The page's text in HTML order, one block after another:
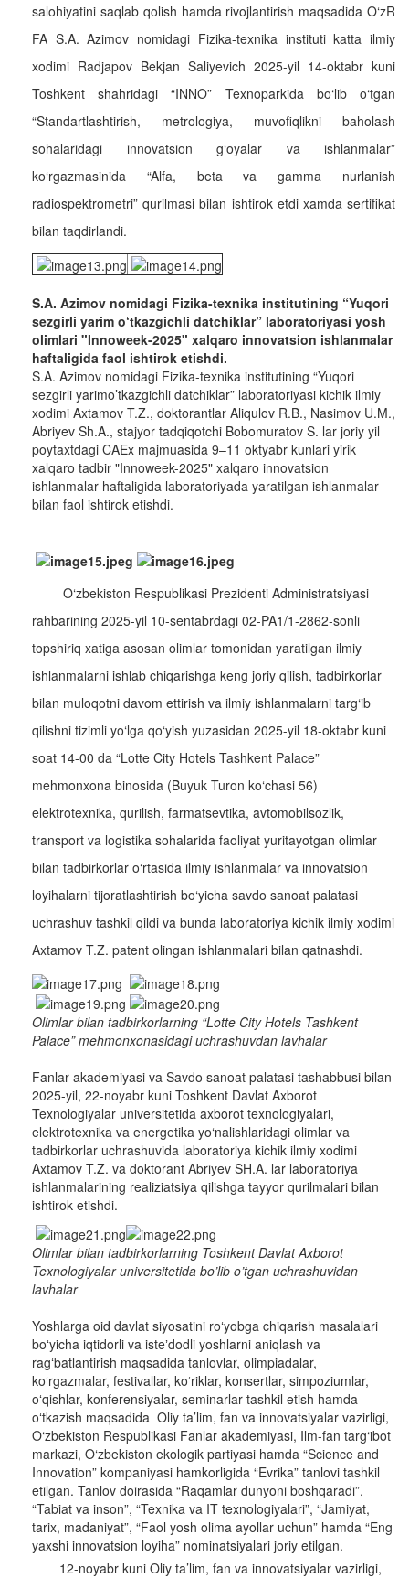
salohiyatini saqlab qolish hamda rivojlantirish maqsadida O‘zR
FA S.A. Azimov nomidagi Fizika-texnika instituti katta ilmiy
xodimi Radjapov Bekjan Saliyevich 2025-yil 14-oktabr kuni
Toshkent shahridagi “INNO” Texnoparkida bo‘lib o‘tgan
“Standartlashtirish, metrologiya, muvofiqlikni baholash
sohalaridagi innovatsion g‘oyalar va ishlanmalar”
ko‘rgazmasinida “Alfa, beta va gamma nurlanish
radiospektrometri” qurilmasi bilan ishtirok etdi xamda sertifikat
bilan taqdirlandi.
S.A. Azimov nomidagi Fizika-texnika institutining “Yuqori
sezgirli yarim o‘tkazgichli datchiklar” laboratoriyasi yosh
olimlari "Innoweek-2025" xalqaro innovatsion ishlanmalar
haftaligida faol ishtirok etishdi.
S.A. Azimov nomidagi Fizika-texnika institutining “Yuqori
sezgirli yarimo’tkazgichli datchiklar” laboratoriyasi kichik ilmiy
xodimi Axtamov T.Z., doktorantlar Aliqulov R.B., Nasimov U.M.,
Abriyev Sh.A., stajyor tadqiqotchi Bobomuratov S. lar joriy yil
poytaxtdagi CAEx majmuasida 9–11 oktyabr kunlari yirik
xalqaro tadbir "Innoweek-2025" xalqaro innovatsion
ishlanmalar haftaligida laboratoriyada yaratilgan ishlanmalar
bilan faol ishtirok etishdi.
O‘zbekiston Respublikasi Prezidenti Administratsiyasi
rahbarining 2025-yil 10-sentabrdagi 02-PA1/1-2862-sonli
topshiriq xatiga asosan olimlar tomonidan yaratilgan ilmiy
ishlanmalarni ishlab chiqarishga keng joriy qilish, tadbirkorlar
bilan muloqotni davom ettirish va ilmiy ishlanmalarni targ‘ib
qilishni tizimli yo‘lga qo‘yish yuzasidan 2025-yil 18-oktabr kuni
soat 14-00 da “Lotte City Hotels Tashkent Palace”
mehmonxona binosida (Buyuk Turon ko‘chasi 56)
elektrotexnika, qurilish, farmatsevtika, avtomobilsozlik,
transport va logistika sohalarida faoliyat yuritayotgan olimlar
bilan tadbirkorlar o‘rtasida ilmiy ishlanmalar va innovatsion
loyihalarni tijoratlashtirish bo‘yicha savdo sanoat palatasi
uchrashuv tashkil qildi va bunda laboratoriya kichik ilmiy xodimi
Axtamov T.Z. patent olingan ishlanmalari bilan qatnashdi.
Olimlar bilan tadbirkorlarning “Lotte City Hotels Tashkent
Palace” mehmonxonasidagi uchrashuvdan lavhalar
Fanlar akademiyasi va Savdo sanoat palatasi tashabbusi bilan
2025-yil, 22-noyabr kuni Toshkent Davlat Axborot
Texnologiyalar universitetida axborot texnologiyalari,
elektrotexnika va energetika yo‘nalishlaridagi olimlar va
tadbirkorlar uchrashuvida laboratoriya kichik ilmiy xodimi
Axtamov T.Z. va doktorant Abriyev SH.A. lar laboratoriya
ishlanmalarining realiziatsiya qilishga tayyor qurilmalari bilan
ishtirok etishdi.
Olimlar bilan tadbirkorlarning Toshkent Davlat Axborot
Texnologiyalar universitetida bo’lib o’tgan uchrashuvidan
lavhalar
Yoshlarga oid davlat siyosatini roʻyobga chiqarish masalalari
boʻyicha iqtidorli va isteʼdodli yoshlarni aniqlash va
ragʻbatlantirish maqsadida tanlovlar, olimpiadalar,
koʻrgazmalar, festivallar, koʻriklar, konsertlar, simpoziumlar,
oʻqishlar, konferensiyalar, seminarlar tashkil etish hamda
oʻtkazish maqsadida Oliy ta’lim, fan va innovatsiyalar vazirligi,
O‘zbekiston Respublikasi Fanlar akademiyasi, Ilm-fan targ‘ibot
markazi, O‘zbekiston ekologik partiyasi hamda “Science and
Innovation” kompaniyasi hamkorligida “Evrika” tanlovi tashkil
etilgan. Tanlov doirasida “Raqamlar dunyoni boshqaradi”,
“Tabiat va inson”, “Texnika va IT texnologiyalari”, “Jamiyat,
tarix, madaniyat”, “Faol yosh olima ayollar uchun” hamda “Eng
yaxshi innovatsion loyiha” nominatsiyalari joriy etilgan.
12-noyabr kuni Oliy ta’lim, fan va innovatsiyalar vazirligi,